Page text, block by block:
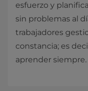
esfuerzo y
sin problemas al
trabajadores
constancia; es
aprender siempre.